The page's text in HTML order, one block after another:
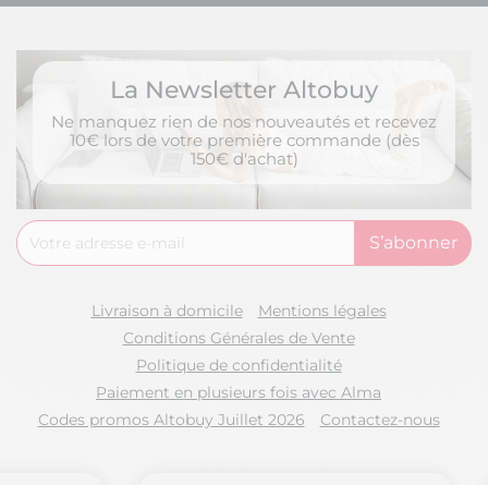
La Newsletter Altobuy
Ne manquez rien de nos nouveautés et recevez
10€ lors de votre première commande (dès
150€ d'achat)
Livraison à domicile
Mentions légales
Conditions Générales de Vente
Politique de confidentialité
Paiement en plusieurs fois avec Alma
Codes promos Altobuy Juillet 2026
Contactez-nous